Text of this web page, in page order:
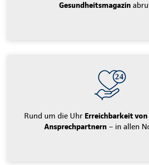
Gesundheitsmagazin
Rund um die Uhr Erreichbarkeit
Ansprechpartnern – in allen